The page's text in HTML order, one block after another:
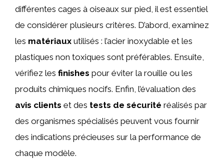
différentes cages à oiseaux sur pied, il est essentiel
de considérer plusieurs critères. D’abord, examinez
les matériaux utilisés : l’acier inoxydable et les
plastiques non toxiques sont préférables. Ensuite,
vérifiez les finishes pour éviter la rouille ou les
produits chimiques nocifs. Enfin, l’évaluation des
avis clients et des tests de sécurité réalisés par
des organismes spécialisés peuvent vous fournir
des indications précieuses sur la performance de
chaque modèle.